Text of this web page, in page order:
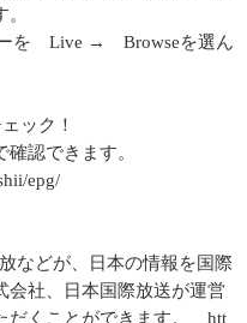
ーを Live → Browseを選ん
ック！
認できます。
epg/
などが、日本の情報を国際
会社、日本国際放送が運営
だくことができます。 htt